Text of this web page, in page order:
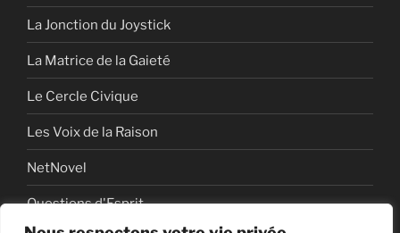
La Jonction du Joystick
La Matrice de la Gaieté
Le Cercle Civique
Les Voix de la Raison
NetNovel
Questions d'Esprit